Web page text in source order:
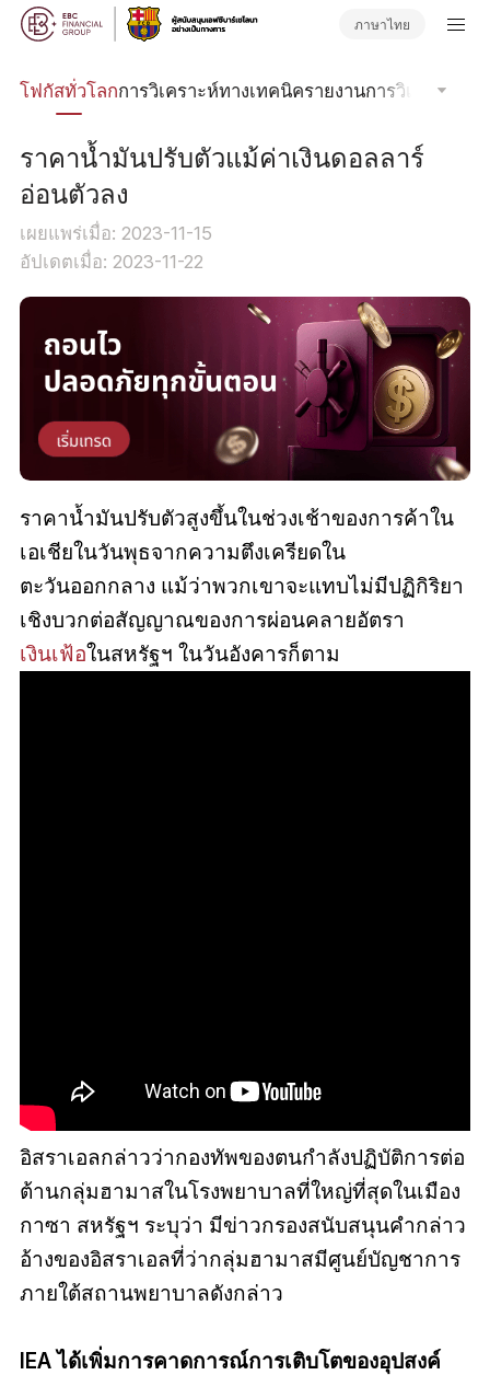
ภาษาไทย
โฟกัสทั่วโลกการวิเคราะห์ทางเทคนิครายงานการวิเคราะห์
ราคาน้ำมันปรับตัวแม้ค่าเงินดอลลาร์
อ่อนตัวลง
เผยแพร่เมื่อ: 2023-11-15
อัปเดตเมื่อ: 2023-11-22
ราคาน้ำมันปรับตัวสูงขึ้นในช่วงเช้าของการค้าใน
เอเชียในวันพุธจากความตึงเครียดใน
ตะวันออกกลาง แม้ว่าพวกเขาจะแทบไม่มีปฏิกิริยา
เชิงบวกต่อสัญญาณของการผ่อนคลายอัตรา
เงินเฟ้อในสหรัฐฯ ในวันอังคารก็ตาม
อิสราเอลกล่าวว่ากองทัพของตนกำลังปฏิบัติการต่อ
ต้านกลุ่มฮามาสในโรงพยาบาลที่ใหญ่ที่สุดในเมือง
กาซา สหรัฐฯ ระบุว่า มีข่าวกรองสนับสนุนคำกล่าว
อ้างของอิสราเอลที่ว่ากลุ่มฮามาสมีศูนย์บัญชาการ
ภายใต้สถานพยาบาลดังกล่าว
IEA ได้เพิ่มการคาดการณ์การเติบโตของอุปสงค์